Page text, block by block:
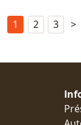
1 2 3 >